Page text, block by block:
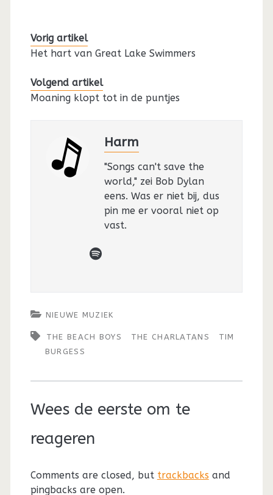
Vorig artikel
Het hart van Great Lake Swimmers
Volgend artikel
Moaning klopt tot in de puntjes
Harm
"Songs can't save the
world," zei Bob Dylan
eens. Was er niet bij, dus
pin me er vooral niet op
vast.
spotify
NIEUWE MUZIEK
THE BEACH BOYS THE CHARLATANS
TIM
BURGESS
Wees de eerste om te
reageren
Comments are closed, but trackbacks and
pingbacks are open.